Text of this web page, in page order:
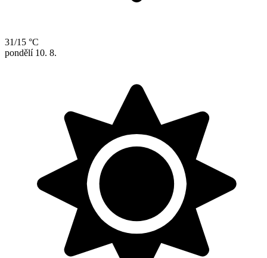
31/15 °C
pondělí 10. 8.